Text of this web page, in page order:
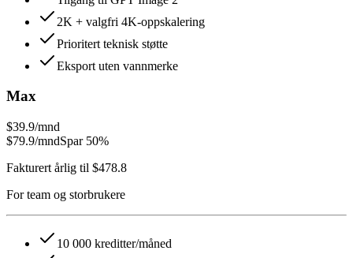
2K + valgfri 4K-oppskalering
Prioritert teknisk støtte
Eksport uten vannmerke
Max
$39.9/mnd
$79.9/mndSpar 50%
Fakturert årlig til $478.8
For team og storbrukere
10 000 kreditter/måned